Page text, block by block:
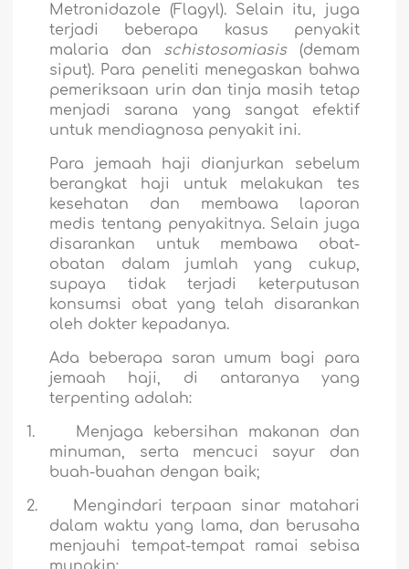
Metronidazole (Flagyl). Selain itu, juga
terjadi beberapa kasus penyakit
malaria dan schistosomiasis(demam
siput). Para peneliti menegaskan bahwa
pemeriksaan urin dan tinja masih tetap
menjadi sarana yang sangat efektif
untuk mendiagnosa penyakit ini.
Para jemaah haji dianjurkan sebelum
berangkat haji untuk melakukan tes
kesehatan dan membawa laporan
medis tentang penyakitnya. Selain juga
disarankan untuk membawa obat-
obatan dalam jumlah yang cukup,
supaya tidak terjadi keterputusan
konsumsi obat yang telah disarankan
oleh dokter kepadanya.
Ada beberapa saran umum bagi para
jemaah haji, di antaranya yang
terpenting adalah:
1.
Menjaga kebersihan makanan dan
minuman, serta mencuci sayur dan
buah-buahan dengan baik;
2.
Mengindari terpaan sinar matahari
dalam waktu yang lama, dan berusaha
menjauhi tempat-tempat ramai sebisa